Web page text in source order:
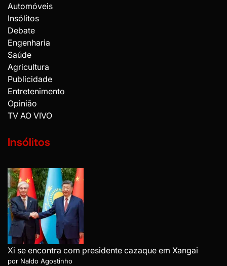
Automóveis
Insólitos
Debate
Engenharia
Saúde
Agricultura
Publicidade
Entretenimento
Opinião
TV AO VIVO
Insólitos
Xi se encontra com presidente cazaque em Xangai
por Naldo Agostinho